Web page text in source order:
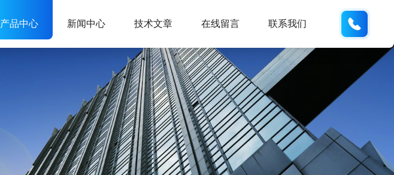
产品中心 新闻中心 技术文章 在线留言 联系我们